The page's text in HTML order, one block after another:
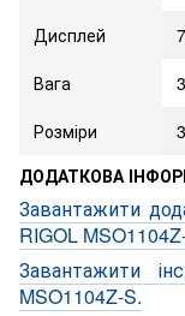
Дисплей
Вага
Розміри
ДОДАТКОВА
Завантажити
RIGOL
Завантажити
MSO1104Z-S.